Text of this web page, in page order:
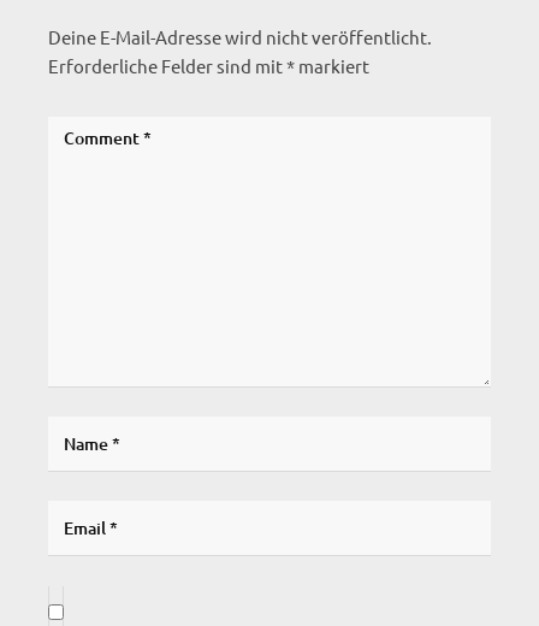
Deine E-Mail-Adresse wird nicht veröffentlicht.
Erforderliche Felder sind mit* markiert